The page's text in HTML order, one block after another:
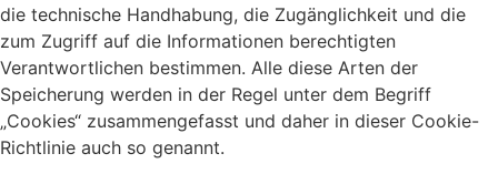
die technische Handhabung, die Zugänglichkeit und die
zum Zugriff auf die Informationen berechtigten
Verantwortlichen bestimmen. Alle diese Arten der
Speicherung werden in der Regel unter dem Begriff
„Cookies“ zusammengefasst und daher in dieser Cookie-
Richtlinie auch so genannt.